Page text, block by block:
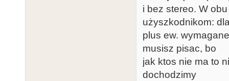
i bez stereo. W
użyszkodnikom:
plus ew.
musisz pisac, bo
jak ktos nie ma to
dochodzimy